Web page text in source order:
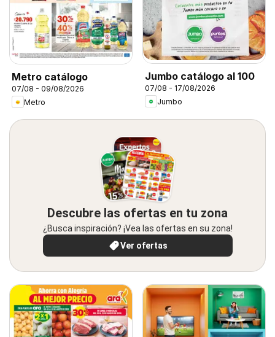
Metro catálogo
07/08 - 09/08/2026
Metro
Jumbo catálogo al 100
07/08 - 17/08/2026
Jumbo
Descubre las ofertas en tu zona
¿Busca inspiración? ¡Vea las ofertas en su zona!
Ver ofertas